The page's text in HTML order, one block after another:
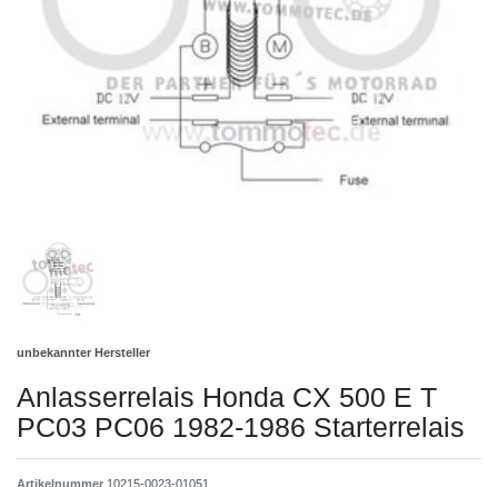
unbekannter Hersteller
Anlasserrelais Honda CX 500 E T
PC03 PC06 1982-1986 Starterrelais
Artikelnummer 10215-0023-01051